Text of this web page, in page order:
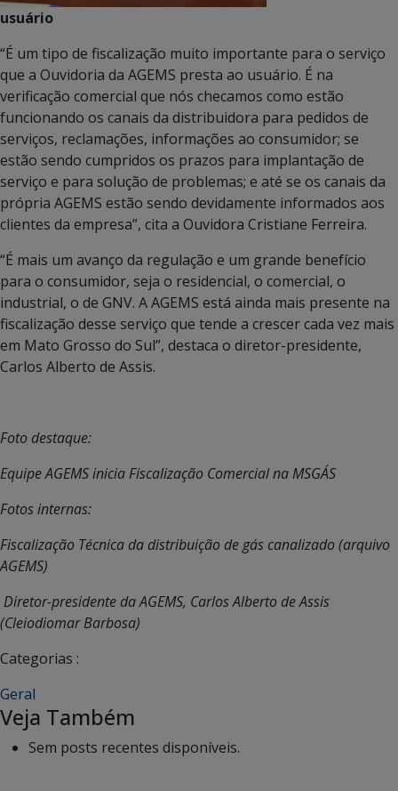
usuário
“É um tipo de fiscalização muito importante para o serviço
que a Ouvidoria da AGEMS presta ao usuário. É na
verificação comercial que nós checamos como estão
funcionando os canais da distribuidora para pedidos de
serviços, reclamações, informações ao consumidor; se
estão sendo cumpridos os prazos para implantação de
serviço e para solução de problemas; e até se os canais da
própria AGEMS estão sendo devidamente informados aos
clientes da empresa”, cita a Ouvidora Cristiane Ferreira.
“É mais um avanço da regulação e um grande benefício
para o consumidor, seja o residencial, o comercial, o
industrial, o de GNV. A AGEMS está ainda mais presente na
fiscalização desse serviço que tende a crescer cada vez mais
em Mato Grosso do Sul”, destaca o diretor-presidente,
Carlos Alberto de Assis.
Foto destaque:
Equipe AGEMS inicia Fiscalização Comercial na MSGÁS
Fotos internas:
Fiscalização Técnica da distribuição de gás canalizado (arquivo
AGEMS)
Diretor-presidente da AGEMS, Carlos Alberto de Assis
(Cleiodiomar Barbosa)
Categorias :
Geral
Veja Também
Sem posts recentes disponíveis.